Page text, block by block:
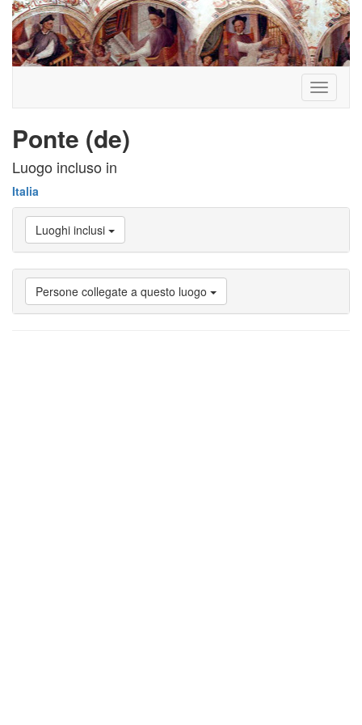
Toggle
Ponte (de)
Luogo incluso in
Italia
Luoghi inclusi
Persone collegate a questo luogo